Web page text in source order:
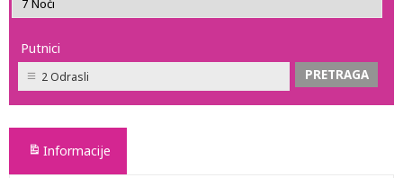
Putnici
2 Odrasli
Informacije